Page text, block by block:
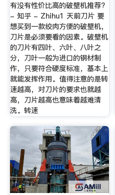
有没有性价比高的破壁机推荐?
- 知乎 - Zhihu1 天前刀片 要
想买到一款绞肉方便的破壁机，
刀片是必须要看的因素。破壁机
的刀片有四叶、六叶、八叶之
分，刀叶一般为进口的钢材制
作，只要符合硬度标准，基本上
就能发挥作用。值得注意的是转
速越高，对刀片的要求也就越
高，刀片越高也意味着越难清
洗。转速